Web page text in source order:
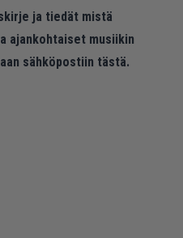
ja tiedät mistä
ajankohtaiset musiikin
sähköpostiin tästä.